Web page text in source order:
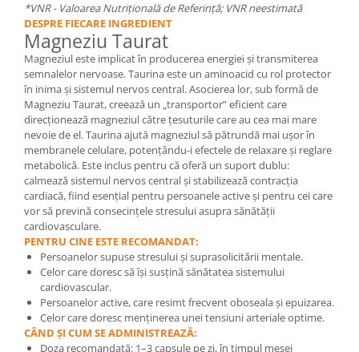
*VNR - Valoarea Nutrițională de Referință; VNR neestimată
DESPRE FIECARE INGREDIENT
Magneziu Taurat
Magneziul este implicat în producerea energiei și transmiterea
semnalelor nervoase. Taurina este un aminoacid cu rol protector
în inima și sistemul nervos central. Asocierea lor, sub formă de
Magneziu Taurat, creează un „transportor” eficient care
direcționează magneziul către țesuturile care au cea mai mare
nevoie de el. Taurina ajută magneziul să pătrundă mai ușor în
membranele celulare, potențându-i efectele de relaxare și reglare
metabolică. Este inclus pentru că oferă un suport dublu:
calmează sistemul nervos central și stabilizează contracția
cardiacă, fiind esențial pentru persoanele active și pentru cei care
vor să prevină consecințele stresului asupra sănătății
cardiovasculare.
PENTRU CINE ESTE RECOMANDAT:
Persoanelor supuse stresului și suprasolicitării mentale.
Celor care doresc să își susțină sănătatea sistemului
cardiovascular.
Persoanelor active, care resimt frecvent oboseala și epuizarea.
Celor care doresc menținerea unei tensiuni arteriale optime.
CÂND ȘI CUM SE ADMINISTREAZĂ:
Doza recomandată: 1–3 capsule pe zi, în timpul mesei